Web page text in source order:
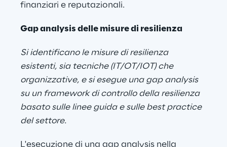
finanziari e reputazionali.
Gap analysis delle misure di resilienza
Si identificano le misure di resilienza
esistenti, sia tecniche (IT/OT/IOT) che
organizzative, e si esegue una gap analysis
su un framework di controllo della resilienza
basato sulle linee guida e sulle best practice
del settore.
L'esecuzione di una gap analysis nella